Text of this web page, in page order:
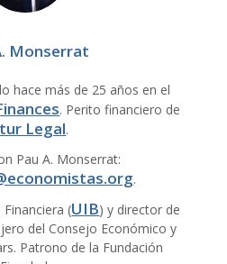
Monserrat
hace más de 25 años en el
. Perito financiero de
Legal.
Pau A. Monserrat:
.
(UIB) y director de
del Consejo Económico y
Patrono de la Fundación